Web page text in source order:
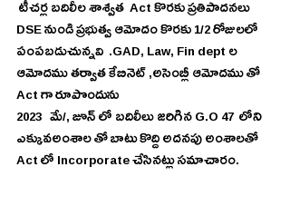
DSE నుండి ప్రభుత్వ ఆమోదం కొరకు 1/2 రోజులలో
పంపబడుచున్నవి  .GAD, Law, Fin dept ల
ఆమోదము తర్వాత కేబినెట్ ,అసెంబ్లీ ఆమోదము తో
Act గా రూపొందును
2023   మే/, జూన్ లో బదిలీలు జరిగిన G.O 47  లోని
ఎక్కువఅంశాల తో బాటు కొద్ది అదనపు అంశాలతో
Act లో Incorporate చేసినట్లు సమాచారం.